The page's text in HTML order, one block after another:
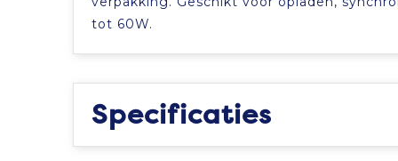
tot 60W.
Specificaties